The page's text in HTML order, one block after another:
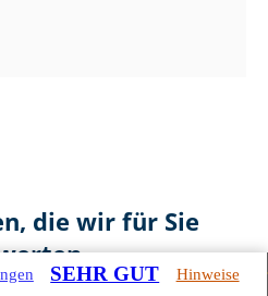
die wir für Sie
SEHR GUT Hinweise